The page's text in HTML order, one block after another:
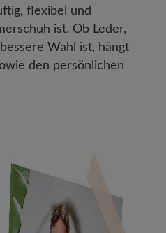
flexibel und
ist. Ob Leder,
Wahl ist, hängt
den persönlichen